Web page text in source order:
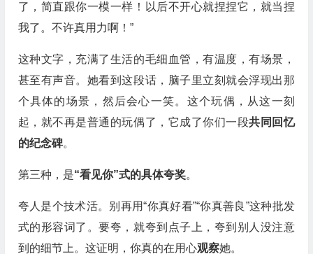
了，简直跟你一模一样！以后不开心就捏捏它，就当捏
我了。不许真用力啊！”
这种文字，充满了生活的毛细血管，有温度，有场景，
甚至有声音。她看到这段话，脑子里立刻就会浮现出那
个具体的场景，然后会心一笑。这个玩偶，从这一刻
起，就不再是普通的玩偶了，它成了你们一段共同回忆
的纪念碑。
第三种，是“看见你”式的具体夸奖。
夸人是个技术活。别再用“你真好看”“你真善良”这种批发
式的形容词了。要夸，就夸到点子上，夸到别人没注意
到的细节上。这证明，你真的在用心观察她。